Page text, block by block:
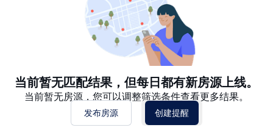
当前暂无匹配结果，但每日都有新房源上线。
当前暂无房源，您可以调整筛选条件查看更多结果。
发布房源 创建提醒